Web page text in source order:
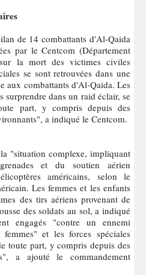
de 14 combattants d'Al-Qaida
par le Centcom (Département
la mort des victimes civiles
se sont retrouvées dans une
aux combattants d'Al-Qaida. Les
surprendre dans un raid éclair, se
part, y compris depuis des
a indiqué le Centcom.
"situation complexe, impliquant
et du soutien aérien
américains, selon le
Les femmes et les enfants
des tirs aériens provenant de
des soldats au sol, a indiqué
engagés "contre un ennemi
et les forces spéciales
toute part, y compris depuis des
a ajouté le commandement